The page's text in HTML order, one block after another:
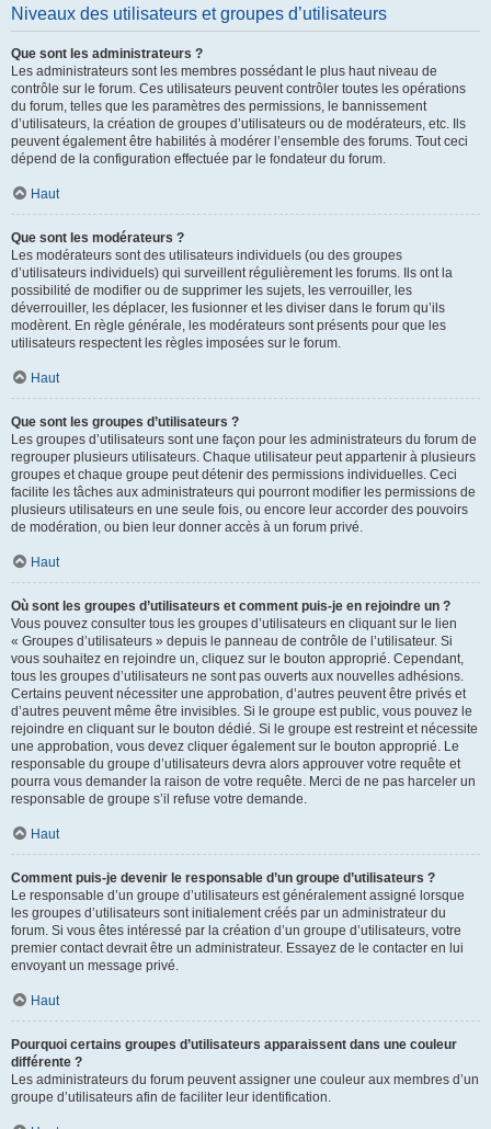
Niveaux des utilisateurs et groupes d’utilisateurs
Que sont les administrateurs ?
Les administrateurs sont les membres possédant le plus haut niveau de
contrôle sur le forum. Ces utilisateurs peuvent contrôler toutes les opérations
du forum, telles que les paramètres des permissions, le bannissement
d’utilisateurs, la création de groupes d’utilisateurs ou de modérateurs, etc. Ils
peuvent également être habilités à modérer l’ensemble des forums. Tout ceci
dépend de la configuration effectuée par le fondateur du forum.
Haut
Que sont les modérateurs ?
Les modérateurs sont des utilisateurs individuels (ou des groupes
d’utilisateurs individuels) qui surveillent régulièrement les forums. Ils ont la
possibilité de modifier ou de supprimer les sujets, les verrouiller, les
déverrouiller, les déplacer, les fusionner et les diviser dans le forum qu’ils
modèrent. En règle générale, les modérateurs sont présents pour que les
utilisateurs respectent les règles imposées sur le forum.
Haut
Que sont les groupes d’utilisateurs ?
Les groupes d’utilisateurs sont une façon pour les administrateurs du forum de
regrouper plusieurs utilisateurs. Chaque utilisateur peut appartenir à plusieurs
groupes et chaque groupe peut détenir des permissions individuelles. Ceci
facilite les tâches aux administrateurs qui pourront modifier les permissions de
plusieurs utilisateurs en une seule fois, ou encore leur accorder des pouvoirs
de modération, ou bien leur donner accès à un forum privé.
Haut
Où sont les groupes d’utilisateurs et comment puis-je en rejoindre un ?
Vous pouvez consulter tous les groupes d’utilisateurs en cliquant sur le lien
« Groupes d’utilisateurs » depuis le panneau de contrôle de l’utilisateur. Si
vous souhaitez en rejoindre un, cliquez sur le bouton approprié. Cependant,
tous les groupes d’utilisateurs ne sont pas ouverts aux nouvelles adhésions.
Certains peuvent nécessiter une approbation, d’autres peuvent être privés et
d’autres peuvent même être invisibles. Si le groupe est public, vous pouvez le
rejoindre en cliquant sur le bouton dédié. Si le groupe est restreint et nécessite
une approbation, vous devez cliquer également sur le bouton approprié. Le
responsable du groupe d’utilisateurs devra alors approuver votre requête et
pourra vous demander la raison de votre requête. Merci de ne pas harceler un
responsable de groupe s’il refuse votre demande.
Haut
Comment puis-je devenir le responsable d’un groupe d’utilisateurs ?
Le responsable d’un groupe d’utilisateurs est généralement assigné lorsque
les groupes d’utilisateurs sont initialement créés par un administrateur du
forum. Si vous êtes intéressé par la création d’un groupe d’utilisateurs, votre
premier contact devrait être un administrateur. Essayez de le contacter en lui
envoyant un message privé.
Haut
Pourquoi certains groupes d’utilisateurs apparaissent dans une couleur
différente ?
Les administrateurs du forum peuvent assigner une couleur aux membres d’un
groupe d’utilisateurs afin de faciliter leur identification.